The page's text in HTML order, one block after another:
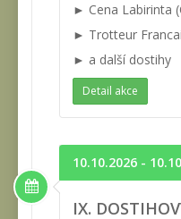
► Cena Labirinta
► Trotteur
► a další dostihy
Detail akce
10.10.2026 -
IX.